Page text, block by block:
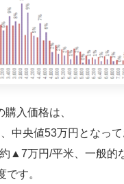
入価格は、
中央値53万円となって
▲7万円/平米、一般的
す。